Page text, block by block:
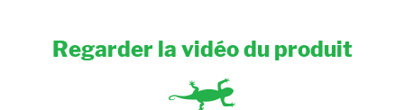
Regarder la vidéo du produit